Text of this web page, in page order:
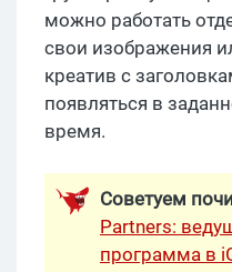
можно работать
свои изображения
креатив с
появляться в
время.
Советуем
Partners:
программа в